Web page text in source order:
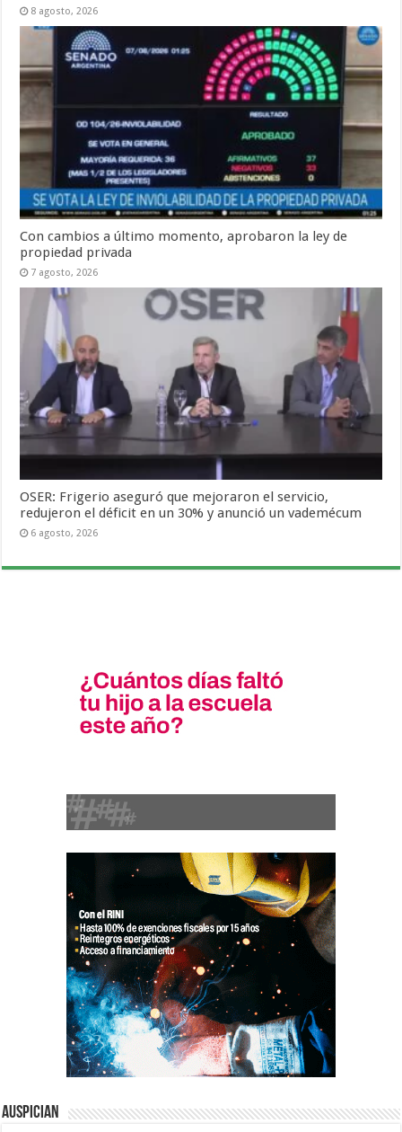
8 agosto, 2026
Con cambios a último momento, aprobaron la ley de
propiedad privada
7 agosto, 2026
OSER: Frigerio aseguró que mejoraron el servicio,
redujeron el déficit en un 30% y anunció un vademécum
6 agosto, 2026
Auspician